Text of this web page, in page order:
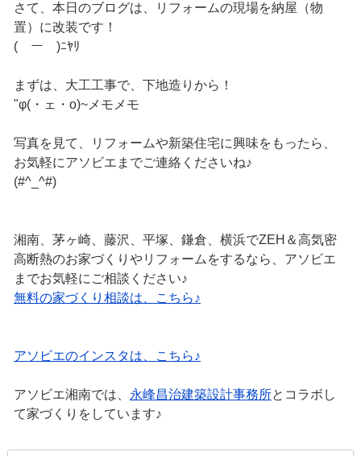
さて、本日のブログは、リフォームの現場を納屋（物
置）に改装です！
(￣ー￣)ﾆﾔﾘ
まずは、大工工事で、下地造りから！
"φ(・ェ・o)~メモメモ
写真を見て、リフォームや新築住宅に興味をもったら、
お気軽にアソビエまでご連絡くださいね♪
(#^_^#)
湘南、茅ヶ崎、藤沢、平塚、鎌倉、横浜でZEH＆高気密
高断熱のお家づくりやリフォームをするなら、アソビエ
までお気軽にご相談ください♪
無料の家づくり相談は、こちら♪
アソビエのインスタは、こちら♪
アソビエ湘南では、 永峰昌治建築設計事務所とコラボし
て家づくりをしています♪